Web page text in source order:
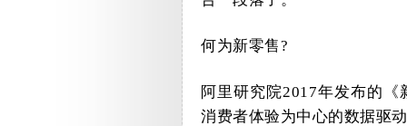
何为新零售?
阿里研究院2017年发布的 《
消费者体验为中心的数据驱